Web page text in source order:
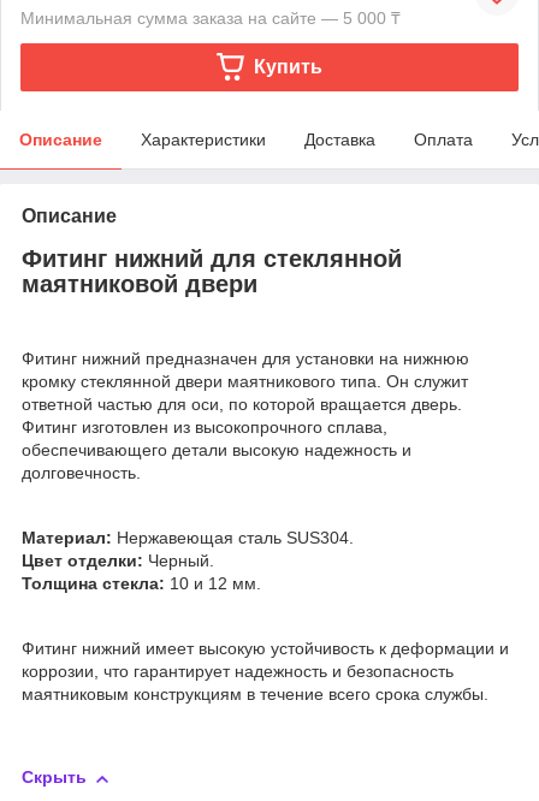
Минимальная сумма заказа на сайте — 5 000 ₸
Купить
Описание Характеристики Доставка Оплата
Описание
Фитинг нижний для стеклянной
маятниковой двери
Фитинг нижний предназначен для установки на нижнюю
кромку стеклянной двери маятникового типа. Он служит
ответной частью для оси, по которой вращается дверь.
Фитинг изготовлен из высокопрочного сплава,
обеспечивающего детали высокую надежность и
долговечность.
Материал: Нержавеющая сталь SUS304.
Цвет отделки: Черный.
Толщина стекла: 10 и 12 мм.
Фитинг нижний имеет высокую устойчивость к деформации и
коррозии, что гарантирует надежность и безопасность
маятниковым конструкциям в течение всего срока службы.
Скрыть